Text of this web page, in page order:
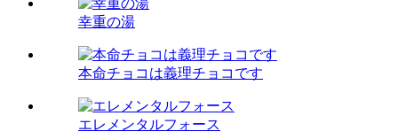
幸重の湯
本命チョコは義理チョコです
エレメンタルフォース